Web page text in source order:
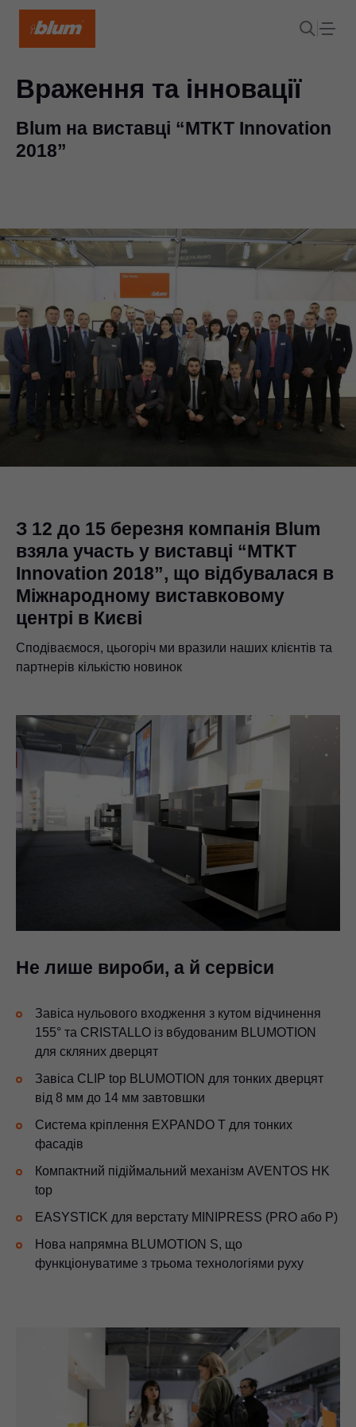
Враження та інновації
Blum на виставці “МТКТ Innovation
2018”
З 12 до 15 березня компанія Blum
взяла участь у виставці “МТКТ
Innovation 2018”, що відбувалася в
Міжнародному виставковому
центрі в Києві
Сподіваємося, цьогоріч ми вразили наших клієнтів та
партнерів кількістю новинок
Не лише вироби, а й сервіси
Завіса нульового входження з кутом відчинення
155° та CRISTALLO із вбудованим BLUMOTION
для скляних дверцят
Завіса CLIP top BLUMOTION для тонких дверцят
від 8 мм до 14 мм завтовшки
Система кріплення EXPANDO T для тонких
фасадів
Компактний підіймальний механізм AVENTOS HK
top
EASYSTICK для верстату MINIPRESS (PRO або P)
Нова напрямна BLUMOTION S, що
функціонуватиме з трьома технологіями руху